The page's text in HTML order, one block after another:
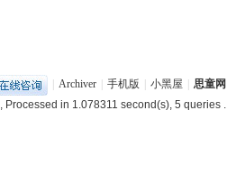
Archiver 手机版 小黑屋
思童网
, Processed in 1.078311 second(s), 5 queries .